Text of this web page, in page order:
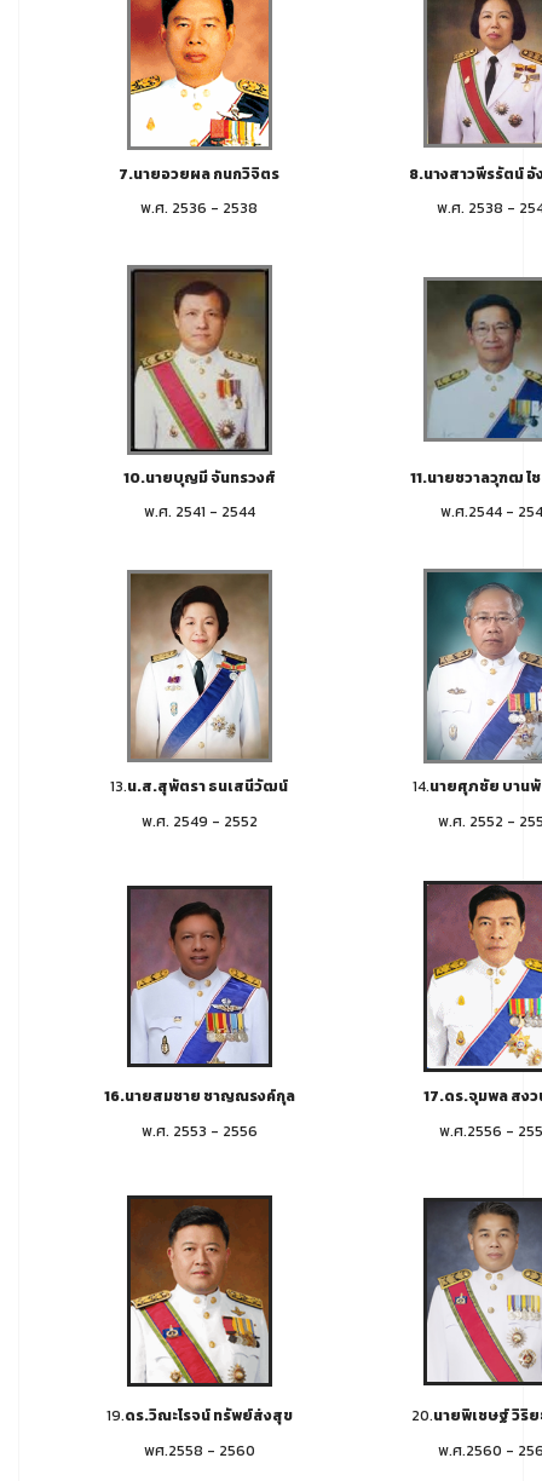
7.นายอวยผล กนกวิจิตร
8.นางสาวพีรรัตน์ อั
พ.ศ. 2536 - 2538
พ.ศ. 2538 -
10.นายบุญมี จันทรวงศ์
11.นายชวาลวุฑฒ ไ
พ.ศ. 2541 - 2544
พ.ศ.2544 -
13.น.ส.สุพัตรา ธนเสนีวัฒน์ 14.นายศุภชัย บาน
พ.ศ. 2549 - 2552
พ.ศ. 2552 -
16.นายสมชาย ชาญณรงค์กุล
17.ดร.จุมพล สง
พ.ศ. 2553 - 2556
พ.ศ.2556 -
19.ดร.วิณะโรจน์ ทรัพย์ส่งสุข 20.นายพิเชษฐ์ วิริย
พศ.2558 - 2560
พ.ศ.2560 -